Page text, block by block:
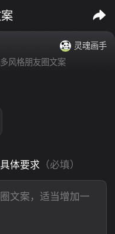
灵魂画手
风格朋友圈文案
体要求 （必填）